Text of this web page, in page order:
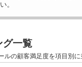
。
グ一覧
ルの顧客満足度を項目別